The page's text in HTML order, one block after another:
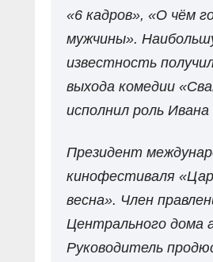
«6 кадров», «О чём
мужчины».
известность
выхода комедии
исполнил роль Ивана
Президент
кинофестиваля
весна». Член
Центрального дома
Руководитель